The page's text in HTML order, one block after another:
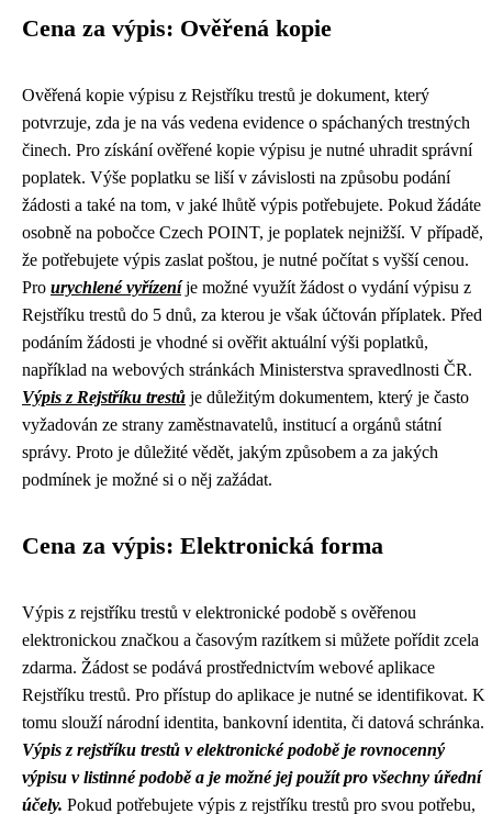
Cena za výpis: Ověřená kopie
Ověřená kopie výpisu z Rejstříku trestů je dokument, který
potvrzuje, zda je na vás vedena evidence o spáchaných trestných
činech. Pro získání ověřené kopie výpisu je nutné uhradit správní
poplatek. Výše poplatku se liší v závislosti na způsobu podání
žádosti a také na tom, v jaké lhůtě výpis potřebujete. Pokud žádáte
osobně na pobočce Czech POINT, je poplatek nejnižší. V případě,
že potřebujete výpis zaslat poštou, je nutné počítat s vyšší cenou.
Pro urychlené vyřízeníje možné využít žádost o vydání výpisu z
Rejstříku trestů do 5 dnů, za kterou je však účtován příplatek. Před
podáním žádosti je vhodné si ověřit aktuální výši poplatků,
například na webových stránkách Ministerstva spravedlnosti ČR.
Výpis z Rejstříku trestů je důležitým dokumentem, který je často
vyžadován ze strany zaměstnavatelů, institucí a orgánů státní
správy. Proto je důležité vědět, jakým způsobem a za jakých
podmínek je možné si o něj zažádat.
Cena za výpis: Elektronická forma
Výpis z rejstříku trestů v elektronické podobě s ověřenou
elektronickou značkou a časovým razítkem si můžete pořídit zcela
zdarma. Žádost se podává prostřednictvím webové aplikace
Rejstříku trestů. Pro přístup do aplikace je nutné se identifikovat. K
tomu slouží národní identita, bankovní identita, či datová schránka.
Výpis z rejstříku trestů v elektronické podobě je rovnocenný
výpisu v listinné podobě a je možné jej použít pro všechny úřední
účely. Pokud potřebujete výpis z rejstříku trestů pro svou potřebu,